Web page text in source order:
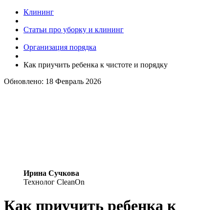
Клининг
Статьи про уборку и клининг
Организация порядка
Как приучить ребенка к чистоте и порядку
Обновлено: 18 Февраль 2026
Ирина Сучкова
Технолог CleanOn
Как приучить ребенка к